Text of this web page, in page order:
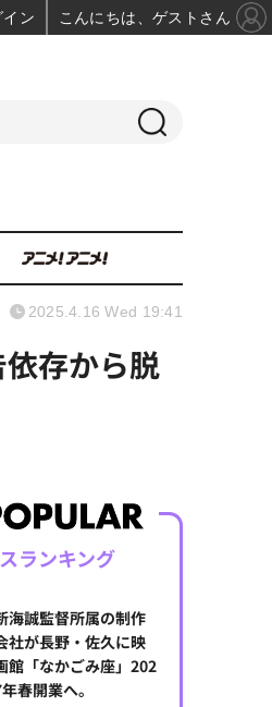
存から脱
2025.4.16 Wed 19:41
ランキング
海誠監督所属の制作
社が長野・佐久に映
館「なかごみ座」202
春開業へ。
イン こんにちは、ゲストさん